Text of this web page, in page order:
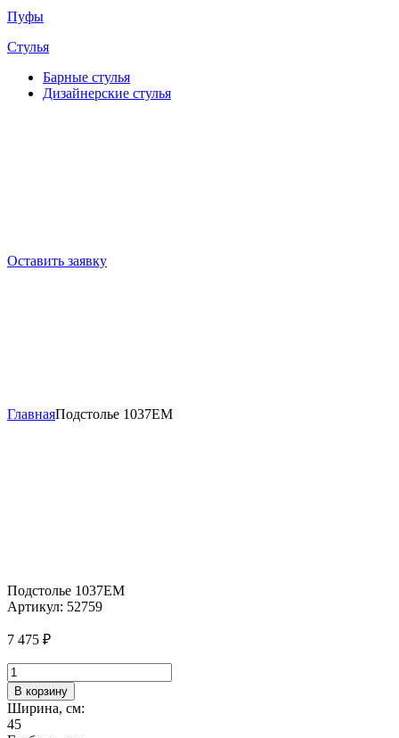
Пуфы
Стулья
Барные cтулья
Дизайнерские cтулья
Оставить заявку
ГлавнаяПодстолье 1037EM
Подстолье 1037EM
Артикул: 52759
7 475 ₽
Количество
товара
Подстолье
1037EM
В корзину
Ширина, см:
45